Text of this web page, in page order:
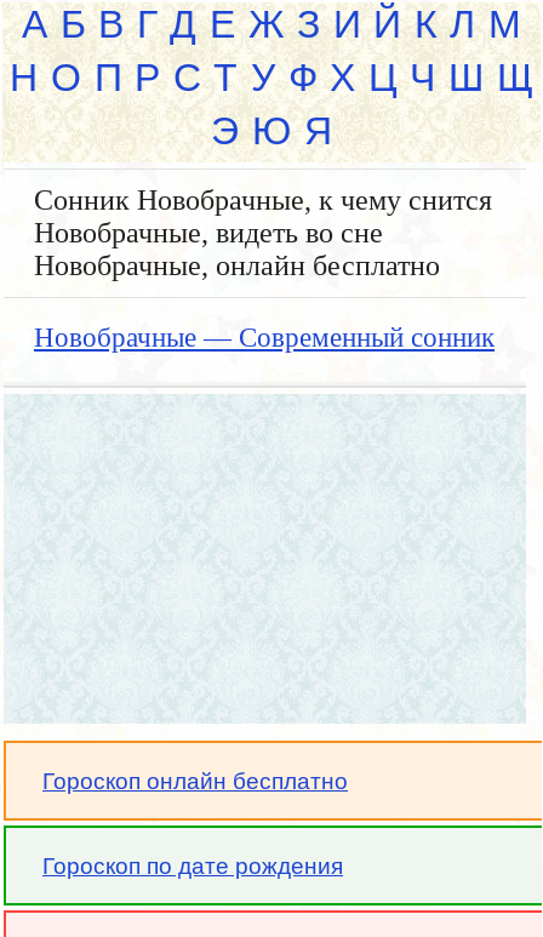
А Б В Г Д Е Ж З И Й К Л М
Н О П Р С Т У Ф Х Ц Ч Ш Щ
Э Ю Я
Сонник Новобрачные, к чему снится
Новобрачные, видеть во сне
Новобрачные, онлайн бесплатно
Новобрачные — Современный сонник
Гороскоп онлайн бесплатно
Гороскоп по дате рождения